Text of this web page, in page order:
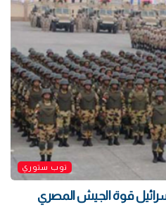
توب ستوري
قوة الجيش المصري